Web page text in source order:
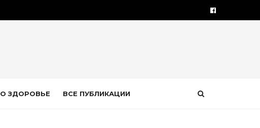
О ЗДОРОВЬЕ ВСЕ ПУБЛИКАЦИИ